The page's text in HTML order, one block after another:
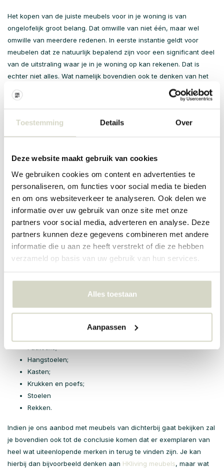
Toestemming Details Over
Deze website maakt gebruik van cookies
We gebruiken cookies om content en advertenties te
personaliseren, om functies voor social media te bieden
en om ons websiteverkeer te analyseren. Ook delen we
informatie over uw gebruik van onze site met onze
partners voor social media, adverteren en analyse. Deze
partners kunnen deze gegevens combineren met andere
informatie die u aan ze heeft verstrekt of die ze hebben
verzameld op basis van uw gebruik van hun services.
Alles toestaan
Aanpassen
Het kopen van de juiste meubels voor in je woning is van
ongelofelijk groot belang. Dat omwille van niet één, maar wel
omwille van meerdere redenen. In eerste instantie geldt voor
meubelen dat ze natuurlijk bepalend zijn voor een significant deel
van de uitstraling waar je in je woning op kan rekenen. Dat is
echter niet alles. Wat namelijk bovendien ook te denken van het
comfort dat ze moeten zien te realiseren in je woning? Wanneer
je ervoor kiest om de foute meubelstukken te kopen zal je tot de
op je wooncomfort. Wil jij dit graag voorkomen? Dan is het alvast
een absolute aanrader om ervoor te kiezen om je even te
Company.
Welke meubels tref je aan in ons aanbod?
Het spreekt voor zich dat meubels tegenwoordig in heel veel
verschillende uitvoeringen verkrijgbaar zijn. Meer dan ooit is het
dan ook zo dat we tal van verschillende stukken in ons huis
implementeren met als doel om ons wooncomfort naar een hoger
niveau te tillen. Wanneer je een duik neemt in het assortiment met
meubelen hier bij Living and Company zal je tot de conclusie
bijvoorbeeld op zoek naar een kwalitatieve, mooi uitziende bank
of wil je graag een nieuw bureau kopen? Het behoort allemaal tot
in ons assortiment terug te vinden:
Hangstoelen;
Kasten;
Krukken en poefs;
Stoelen
Rekken.
Indien je ons aanbod met meubels van dichterbij gaat bekijken zal
je bovendien ook tot de conclusie komen dat er exemplaren van
heel wat uiteenlopende merken in terug te vinden zijn. Je kan
hierbij dan bijvoorbeeld denken aan HKliving meubels, maar wat